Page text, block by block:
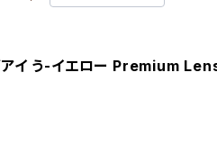
アイ う-イエロー Premium